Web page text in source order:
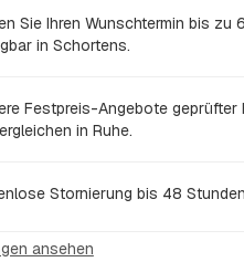
Sie Ihren Wunschtermin bis zu
in Schortens.
Festpreis-Angebote
in Ruhe.
Stornierung bis 48
ansehen